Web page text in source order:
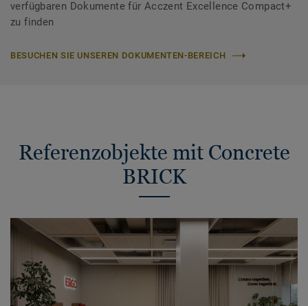
verfügbaren Dokumente für Acczent Excellence Compact+
zu finden
BESUCHEN SIE UNSEREN DOKUMENTEN-BEREICH
Referenzobjekte mit Concrete
BRICK